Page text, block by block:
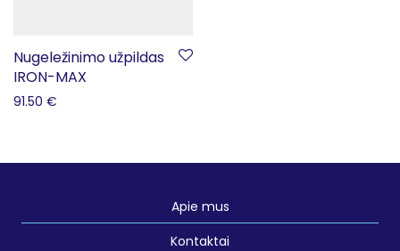
Nugeležinimo užpildas
IRON-MAX
91.50 €
Apie mus
Kontaktai